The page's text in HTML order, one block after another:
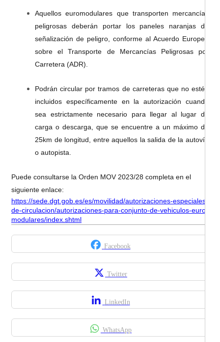
Aquellos euromodulares que transporten mercancías
peligrosas deberán portar los paneles naranjas de
señalización de peligro, conforme al Acuerdo Europeo
sobre el Transporte de Mercancías Peligrosas por
Carretera (ADR).
Podrán circular por tramos de carreteras que no estén
incluidos específicamente en la autorización cuando
sea estrictamente necesario para llegar al lugar de
carga o descarga, que se encuentre a un máximo de
25km de longitud, entre aquellos la salida de la autovía
o autopista.
Puede consultarse la Orden MOV 2023/28 completa en el
siguiente enlace:
https://sede.dgt.gob.es/es/movilidad/autorizaciones-especiales-
de-circulacion/autorizaciones-para-conjunto-de-vehiculos-euro-
modulares/index.shtml
Facebook
Twitter
LinkedIn
WhatsApp